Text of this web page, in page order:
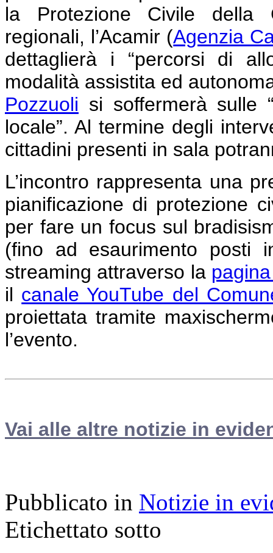
la Protezione Civile della
regionali, l’Acamir (Agenzia
dettaglierà i “percorsi di
modalità assistita ed
Pozzuoli si soffermerà sulle
locale”. Al termine degli
cittadini presenti in sala
L’incontro rappresenta una
pianificazione di protezione
per fare un focus sul
(fino ad esaurimento posti
streaming attraverso la
il canale YouTube del
proiettata tramite
l’evento.
Vai alle altre notizie in
Pubblicato in Notizie in
Etichettato sotto